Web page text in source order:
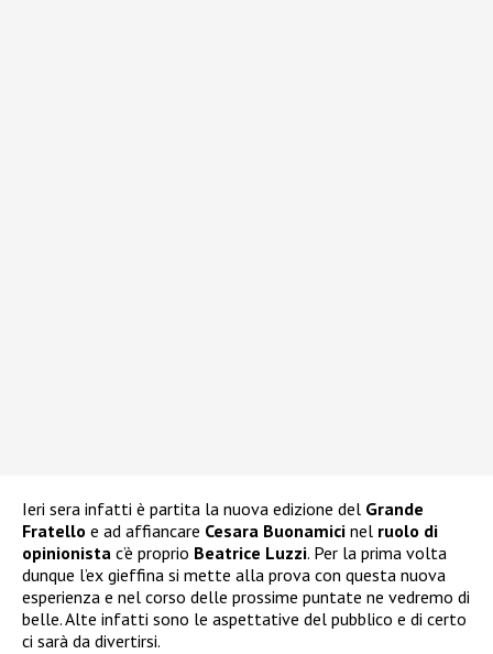
Ieri sera infatti è partita la nuova edizione del Grande
Fratello e ad affiancare Cesara Buonamici nel ruolo di
opinionista c’è proprio Beatrice Luzzi. Per la prima volta
dunque l’ex gieffina si mette alla prova con questa nuova
esperienza e nel corso delle prossime puntate ne vedremo di
belle. Alte infatti sono le aspettative del pubblico e di certo
ci sarà da divertirsi.